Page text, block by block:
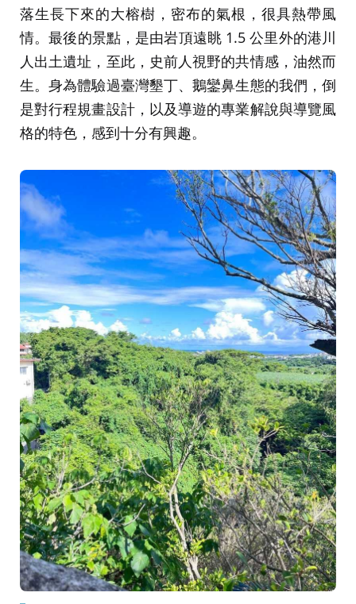
落生長下來的大榕樹，密布的氣根，很具熱帶風
情。最後的景點，是由岩頂遠眺 1.5 公里外的港川
人出土遺址，至此，史前人視野的共情感，油然而
生。身為體驗過臺灣墾丁、鵝鑾鼻生態的我們，倒
是對行程規畫設計，以及導遊的專業解說與導覽風
格的特色，感到十分有興趣。